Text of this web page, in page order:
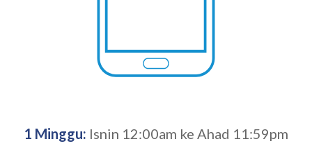
1 Minggu: Isnin 12:00am ke Ahad 11:59pm